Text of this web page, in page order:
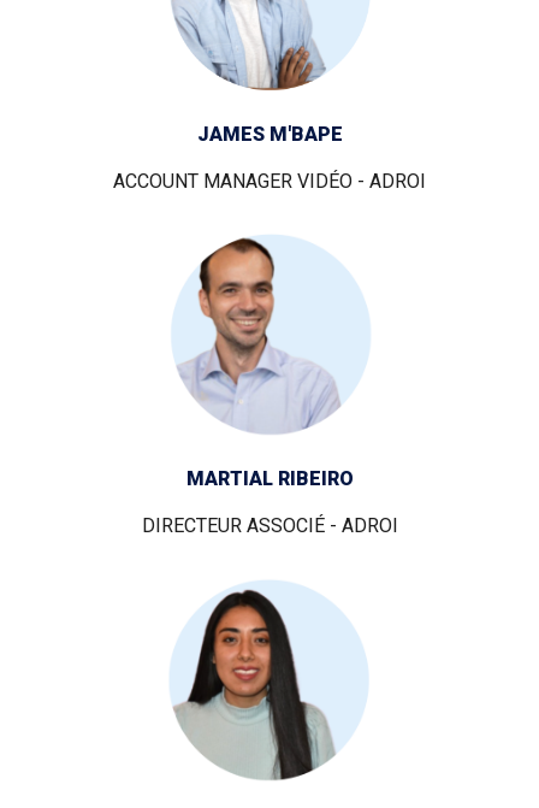
JAMES M'BAPE
ACCOUNT MANAGER VIDÉO - ADROI
MARTIAL RIBEIRO
DIRECTEUR ASSOCIÉ - ADROI